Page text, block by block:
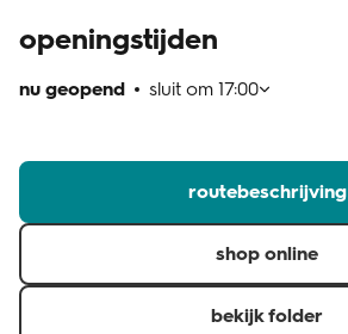
klantenservice
openingstijden
nu geopend sluit om 17:00
routebeschrijving
shop online
bekijk folder